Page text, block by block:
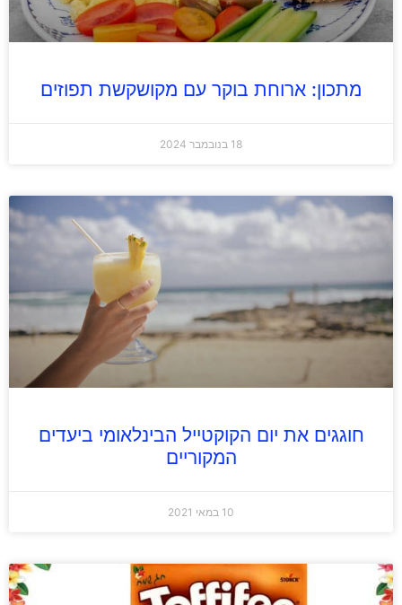
מתכון: ארוחת בוקר עם מקושקשת תפוזים
18 בנובמבר 2024
חוגגים את יום הקוקטייל הבינלאומי ביעדים
המקוריים
10 במאי 2021